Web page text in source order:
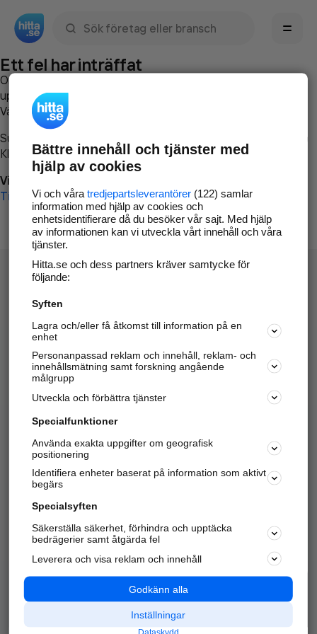
Ett fel har inträffat
Om du vill kan du
uppstod så att vi lättare och snabbare kan avhjälpa det.
Vänligen försök med följande:
Surfa till
Klicka påTillbaka-knappen i webbläsaren och försök igen
Vi beklagar besväret!
Till startsidan
Hitta.se - Gratis nummerupplysning.
Sök företag, personer och platser.
Hitta telefonnummer, adresser, företagsinfo mm.
Marknadsför företaget
Kom igång och annonsera mot
samarbetspartners nära dig.
Alla kategorier
Populära sökningar
API & Kartor
Annonsera
Integritet
Nödnummer
Bättre innehåll och tjänster med
hjälp av cookies
Vi och våra tredjepartsleverantörer(122) samlar
information med hjälp av cookies och
enhetsidentifierare då du besöker vår sajt. Med hjälp
av informationen kan vi utveckla vårt innehåll och våra
tjänster.
Hitta.se och dess partners kräver samtycke för
följande:
Syften
Lagra och/eller få åtkomst till information på en
enhet
Personanpassad reklam och innehåll, reklam- och
innehållsmätning samt forskning angående
målgrupp
Utveckla och förbättra tjänster
Specialfunktioner
Använda exakta uppgifter om geografisk
positionering
Identifiera enheter baserat på information som aktivt
begärs
Specialsyften
Säkerställa säkerhet, förhindra och upptäcka
bedrägerier samt åtgärda fel
Leverera och visa reklam och innehåll
Godkänn alla
Inställningar
Dataskydd